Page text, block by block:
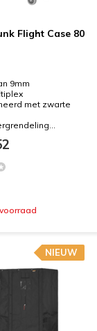
Flight Case 80
9mm
met zwarte
NIEUW